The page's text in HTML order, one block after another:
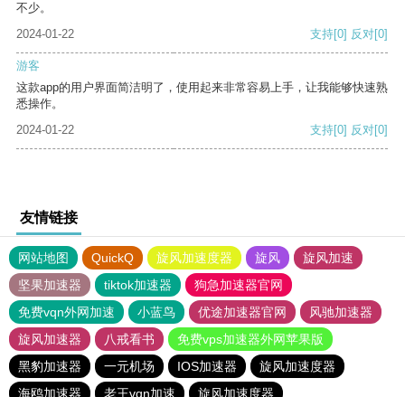
不少。
2024-01-22
支持[0] 反对[0]
游客
这款app的用户界面简洁明了，使用起来非常容易上手，让我能够快速熟
悉操作。
2024-01-22
支持[0] 反对[0]
友情链接
网站地图 QuickQ 旋风加速度器 旋风
旋风加速
坚果加速器
tiktok加速器
狗急加速器官网
免费vqn外网加速
小蓝鸟 优途加速器官网
风驰加速器
旋风加速器
八戒看书
免费vps加速器外网苹果版
黑豹加速器
一元机场 IOS加速器
旋风加速度器
海鸥加速器
老王vqn加速 旋风加速度器